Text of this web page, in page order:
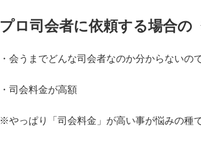
プロ司会者に依頼する場合の
・会うまでどんな司会者なのか分からないの
・司会料金が高額
※やっぱり「司会料金」が高い事が悩みの種